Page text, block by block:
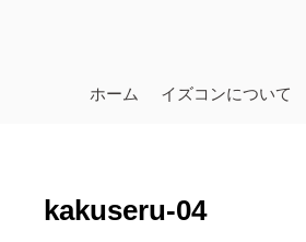
ホーム イズコンについて
kakuseru-04